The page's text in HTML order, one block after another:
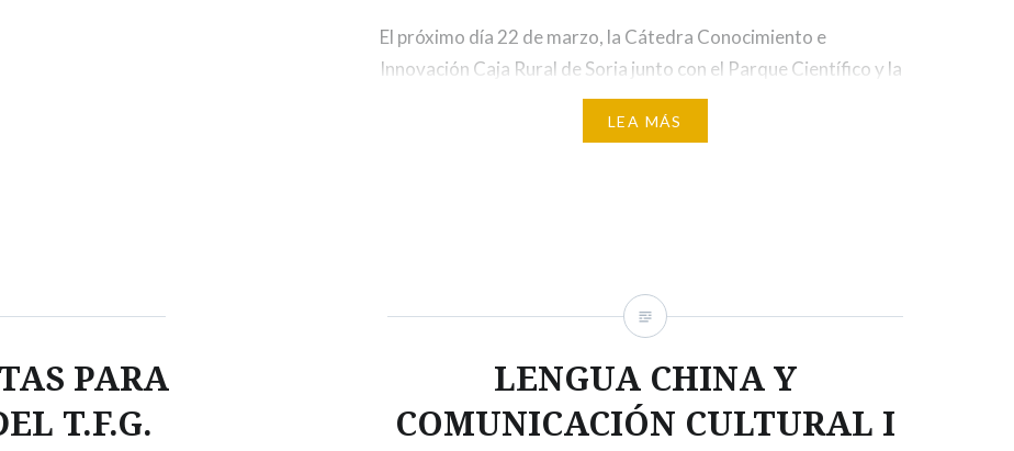
El próximo día 22 de marzo, la Cátedra Conocimiento e
Innovación Caja Rural de Soria junto con el Parque Científico y la
Fundación General de la Universidad de Valladolid, organizan una
interesante jornada de empleabilidad. A lo largo de la jornada se
LEA MÁS
PARA
T.F.G.
LENGUA CHINA Y
COMUNICACIÓN CULTURAL I